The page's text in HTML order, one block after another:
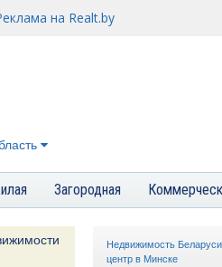
на Realt.by
Загородная
Недвижимость Беларуси
центр в Минске